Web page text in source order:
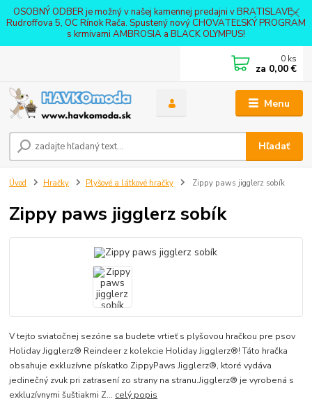
OSOBNÝ ODBER je možný v našej kamennej predajni v BRATISLAVE -
Rudroffova 5, OC Rínok Rača. Spustený nový CHOVATEĽSKÝ PROGRAM
s krmivami AMBROSIA a BLACK OLYMPUS!
Menu
Hľadať
0 ks
za 0,00 €
Úvod Hračky Plyšové a látkové hračky Zippy paws jigglerz sobík
Zippy paws jigglerz sobík
V tejto sviatočnej sezóne sa budete vrtieť s plyšovou hračkou pre psov
Holiday Jigglerz® Reindeer z kolekcie Holiday Jigglerz®! Táto hračka
obsahuje exkluzívne pískatko ZippyPaws Jigglerz®, ktoré vydáva
jedinečný zvuk pri zatrasení zo strany na stranu.Jigglerz® je vyrobená s
exkluzívnymi šuštiakmi Z... celý popis